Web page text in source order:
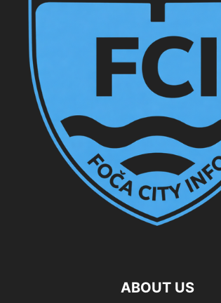
ABOUT US